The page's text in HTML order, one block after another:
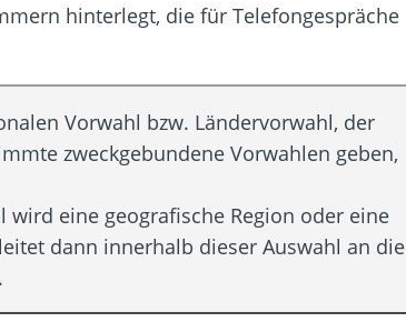
hinterlegt, die für Telefongespräche
Vorwahl bzw. Ländervorwahl, der
zweckgebundene Vorwahlen geben,
wird eine geografische Region oder eine
dann innerhalb dieser Auswahl an die